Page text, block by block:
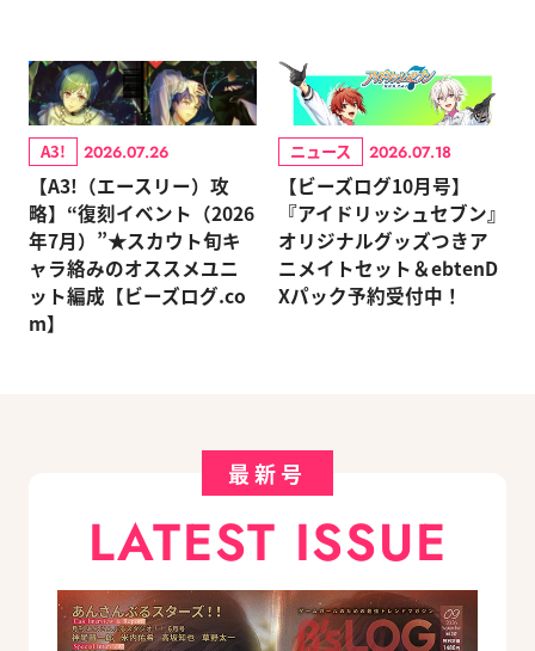
A3! 2026.07.26
【A3!（エースリー）攻
略】“復刻イベント（2026
年7月）”★スカウト旬キ
ャラ絡みのオススメユニ
ット編成【ビーズログ.co
m】
ニュース 2026.07.18
【ビーズログ10月号】
『アイドリッシュセブン』
オリジナルグッズつきア
ニメイトセット＆ebtenD
Xパック予約受付中！
最新号
LATEST ISSUE